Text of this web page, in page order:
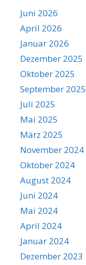
Juni 2026
April 2026
Januar 2026
Dezember 2025
Oktober 2025
September 2025
Juli 2025
Mai 2025
März 2025
November 2024
Oktober 2024
August 2024
Juni 2024
Mai 2024
April 2024
Januar 2024
Dezember 2023